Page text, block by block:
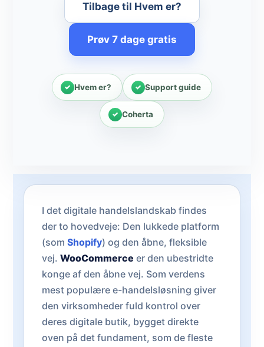
Tilbage til Hvem er?
Prøv 7 dage gratis
Hvem er? Support guide
Coherta
I det digitale handelslandskab findes
der to hovedveje: Den lukkede platform
(som Shopify) og den åbne, fleksible
vej. WooCommerce er den ubestridte
konge af den åbne vej. Som verdens
mest populære e-handelsløsning giver
den virksomheder fuld kontrol over
deres digitale butik, bygget direkte
oven på det fundament, som de fleste